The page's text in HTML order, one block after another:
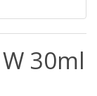
30ml